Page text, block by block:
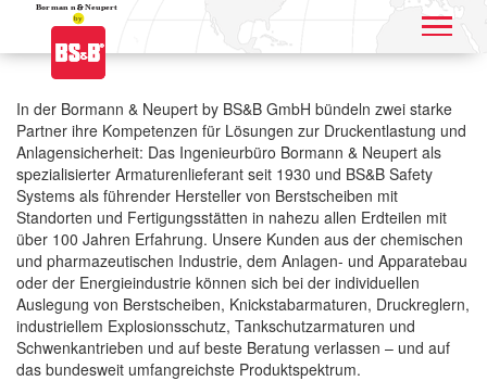
Application name
In der Bormann & Neupert by BS&B GmbH bündeln zwei starke
Partner ihre Kompetenzen für Lösungen zur Druckentlastung und
Anlagensicherheit: Das Ingenieurbüro Bormann & Neupert als
spezialisierter Armaturenlieferant seit 1930 und BS&B Safety
Systems als führender Hersteller von Berstscheiben mit
Standorten und Fertigungsstätten in nahezu allen Erdteilen mit
über 100 Jahren Erfahrung. Unsere Kunden aus der chemischen
und pharmazeutischen Industrie, dem Anlagen- und Apparatebau
oder der Energieindustrie können sich bei der individuellen
Auslegung von Berstscheiben, Knickstabarmaturen, Druckreglern,
industriellem Explosionsschutz, Tankschutzarmaturen und
Schwenkantrieben und auf beste Beratung verlassen – und auf
das bundesweit umfangreichste Produktspektrum.